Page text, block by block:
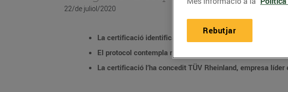
22/de juliol/2020
Rebutjar